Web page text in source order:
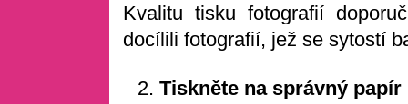
Kvalitu tisku fotografií
docílili fotografií, jež se sytostí
Tiskněte na správný papír